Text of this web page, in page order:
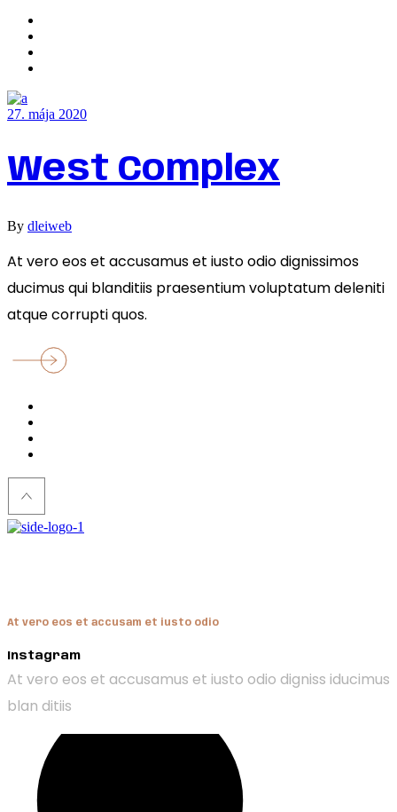
27. mája 2020
West Complex
By dleiweb
At vero eos et accusamus et iusto odio dignissimos
ducimus qui blanditiis praesentium voluptatum deleniti
atque corrupti quos.
At vero eos et accusam et iusto odio
Instagram
At vero eos et accusamus et iusto odio digniss iducimus
blan ditiis